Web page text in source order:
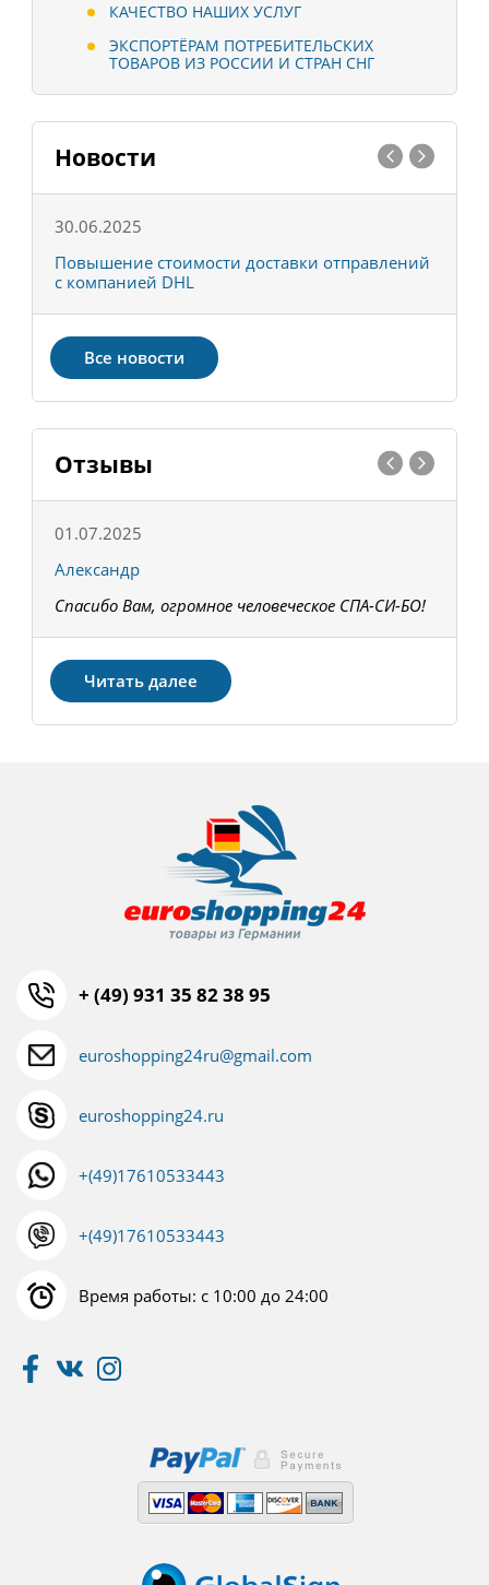
КАЧЕСТВО НАШИХ УСЛУГ
ЭКСПОРТЁРАМ ПОТРЕБИТЕЛЬСКИХ
ТОВАРОВ ИЗ РОССИИ И СТРАН СНГ
Новости
30.06.2025
Повышение стоимости доставки отправлений
с компанией DHL
Все новости
Отзывы
01.07.2025
Александр
Спасибо Вам, огромное человеческое СПА-СИ-БО!
Читать далее
+ (49) 931 35 82 38 95
euroshopping24ru@gmail.com
euroshopping24.ru
+(49)17610533443
+(49)17610533443
Время работы: с 10:00 до 24:00